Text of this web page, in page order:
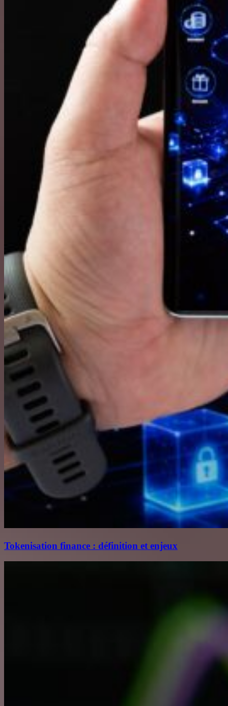
Tokenisation finance : définition et enjeux